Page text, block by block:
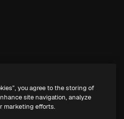
you agree to the storing of
site navigation, analyze
marketing efforts.